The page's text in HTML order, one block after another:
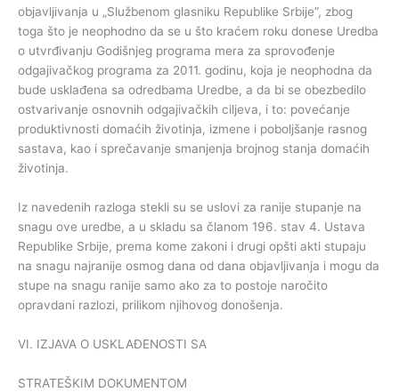
objavljivanja u „Službenom glasniku Republike Srbije”, zbog
toga što je neophodno da se u što kraćem roku donese Uredba
o utvrđivanju Godišnjeg programa mera za sprovođenje
odgajivačkog programa za 2011. godinu, koja je neophodna da
bude usklađena sa odredbama Uredbe, a da bi se obezbedilo
ostvarivanje osnovnih odgajivačkih ciljeva, i to: povećanje
produktivnosti domaćih životinja, izmene i poboljšanje rasnog
sastava, kao i sprečavanje smanjenja brojnog stanja domaćih
životinja.
Iz navedenih razloga stekli su se uslovi za ranije stupanje na
snagu ove uredbe, a u skladu sa članom 196. stav 4. Ustava
Republike Srbije, prema kome zakoni i drugi opšti akti stupaju
na snagu najranije osmog dana od dana objavljivanja i mogu da
stupe na snagu ranije samo ako za to postoje naročito
opravdani razlozi, prilikom njihovog donošenja.
VI. IZJAVA O USKLAĐENOSTI SA
STRATEŠKIM DOKUMENTOM